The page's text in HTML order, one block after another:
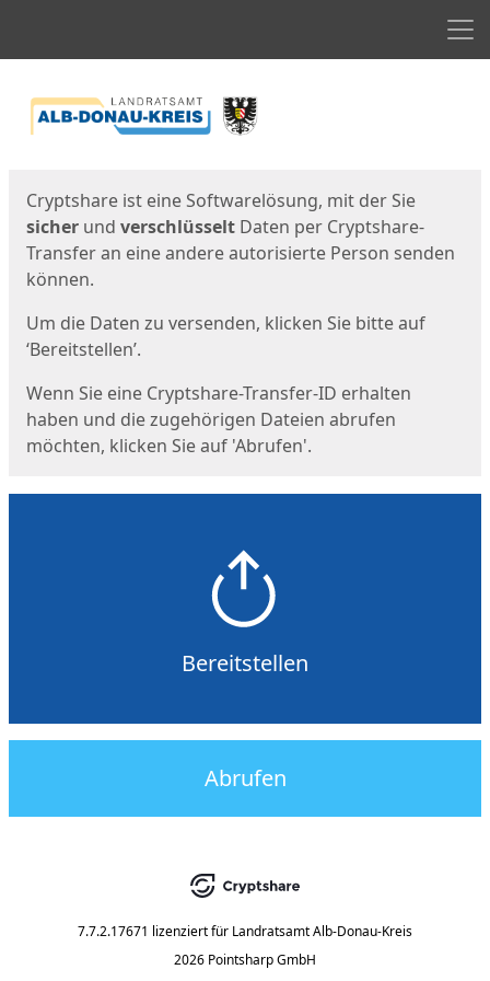
Cryptshare ist eine Softwarelösung, mit der Sie
sicher und verschlüsselt Daten per Cryptshare-
Transfer an eine andere autorisierte Person senden
können.
Um die Daten zu versenden, klicken Sie bitte auf
‘Bereitstellen’.
Wenn Sie eine Cryptshare-Transfer-ID erhalten
haben und die zugehörigen Dateien abrufen
möchten, klicken Sie auf 'Abrufen'.
Bereitstellen
Abrufen
7.7.2.17671 lizenziert für Landratsamt Alb-Donau-Kreis
2026 Pointsharp GmbH